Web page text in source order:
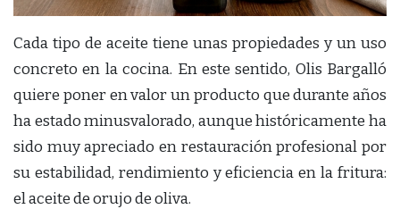
Cada tipo de aceite tiene unas propiedades y un uso
concreto en la cocina. En este sentido, Olis Bargalló
quiere poner en valor un producto que durante años
ha estado minusvalorado, aunque históricamente ha
sido muy apreciado en restauración profesional por
su estabilidad, rendimiento y eficiencia en la fritura:
el aceite de orujo de oliva.